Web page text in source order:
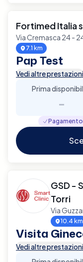
Fortimed Italia
Via Cremasca 24 -
7.1 km
Pap Test
Vedi altre prestazioni
Prima
-
GSD -
Torri
Via
10.4 km
Visita
Vedi altre prestazioni